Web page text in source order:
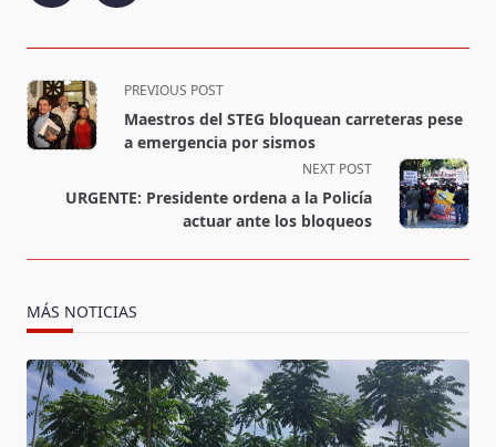
<span
class="nav-
subtitle
reader-
text">Page</span>
PREVIOUS POST
Maestros del STEG bloquean carreteras pese
a emergencia por sismos
NEXT POST
URGENTE: Presidente ordena a la Policía
actuar ante los bloqueos
MÁS NOTICIAS